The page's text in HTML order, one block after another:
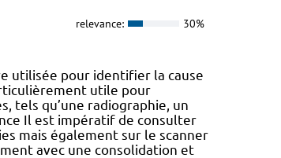
relevance: 30%
utilisée pour identifier la cause
utile pour
tels qu’une radiographie, un
Il est impératif de consulter
mais également sur le scanner
avec une consolidation et